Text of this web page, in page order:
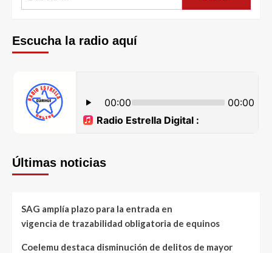
Escucha la radio aquí
Últimas noticias
SAG amplía plazo para la entrada en
vigencia de trazabilidad obligatoria de equinos
Coelemu destaca disminución de delitos de mayor